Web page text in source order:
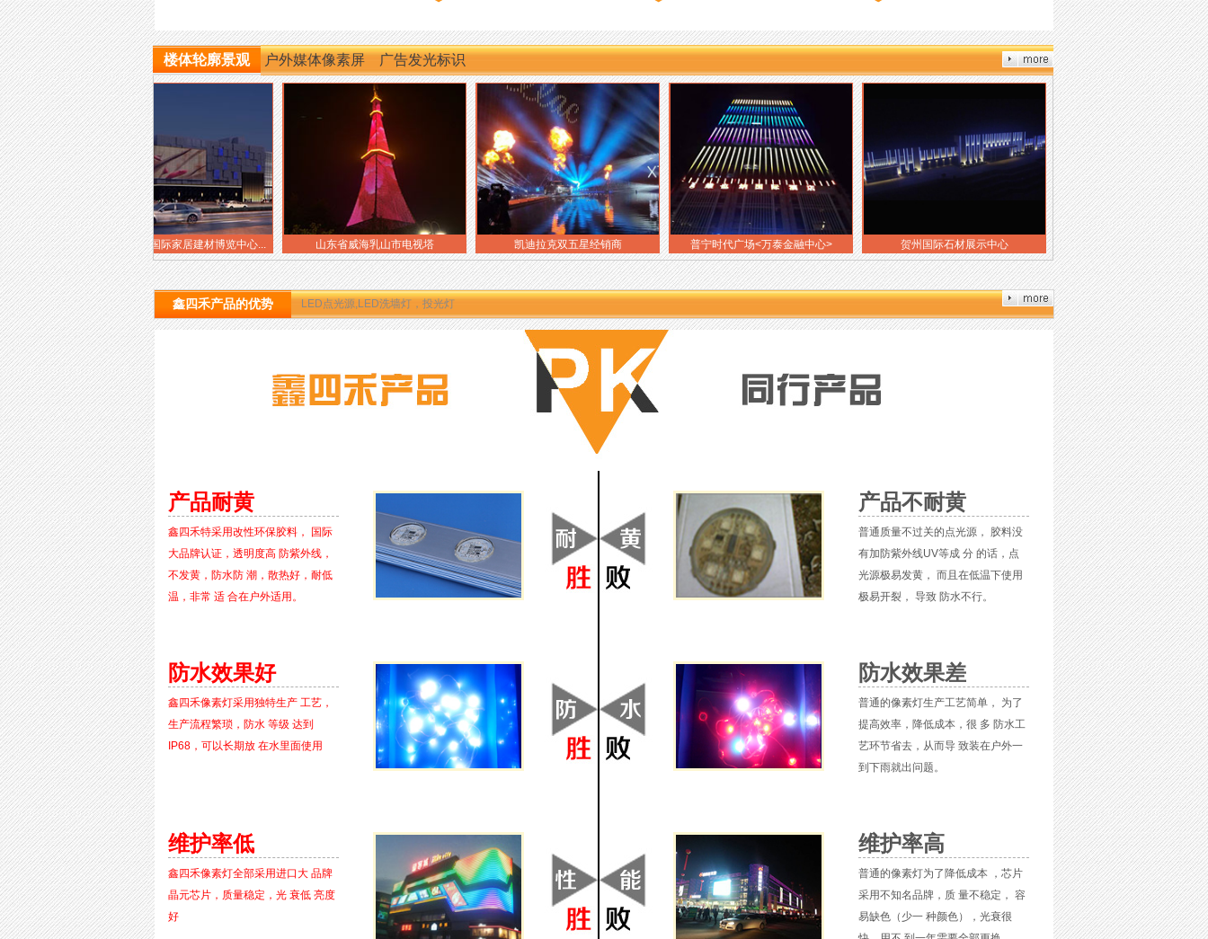
楼体轮廓景观 户外媒体像素屏 广告发光标识
哈尔滨禧龙国际家居建材博览中心... 山东省威海乳山市电视塔 凯迪拉克双五星经销商 普宁时代广场<万泰金融中心> 贺州国际石材展示中心 喆啡酒店
鑫四禾产品的优势 LED点光源,LED洗墙灯，投光灯
产品耐黄
鑫四禾特采用改性环保胶料， 国际
大品牌认证，透明度高 防紫外线，
不发黄，防水防 潮，散热好，耐低
温，非常 适 合在户外适用。
产品不耐黄
普通质量不过关的点光源， 胶料没
有加防紫外线UV等成 分 的话，点
光源极易发黄， 而且在低温下使用
极易开裂， 导致 防水不行。
防水效果好
鑫四禾像素灯采用独特生产 工艺，
生产流程繁琐，防水 等级 达到
IP68，可以长期放 在水里面使用
防水效果差
普通的像素灯生产工艺简单， 为了
提高效率，降低成本，很 多 防水工
艺环节省去，从而导 致装在户外一
到下雨就出问题。
维护率低
鑫四禾像素灯全部采用进口大 品牌
晶元芯片，质量稳定，光 衰低 亮度
好
维护率高
普通的像素灯为了降低成本 ，芯片
采用不知名品牌，质 量不稳定， 容
易缺色（少一 种颜色），光衰很